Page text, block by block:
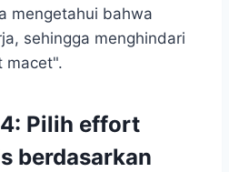
mengetahui bahwa
sehingga menghindari
macet".
Pilih effort
berdasarkan